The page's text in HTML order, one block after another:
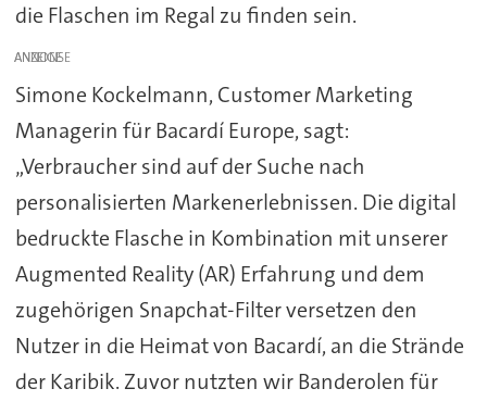
die Flaschen im Regal zu finden sein.
ANZEIGE
Simone Kockelmann, Customer Marketing
Managerin für Bacardí Europe, sagt:
„Verbraucher sind auf der Suche nach
personalisierten Markenerlebnissen. Die digital
bedruckte Flasche in Kombination mit unserer
Augmented Reality (AR) Erfahrung und dem
zugehörigen Snapchat-Filter versetzen den
Nutzer in die Heimat von Bacardí, an die Strände
der Karibik. Zuvor nutzten wir Banderolen für